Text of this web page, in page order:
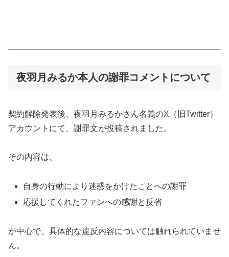
夜羽月みるか本人の謝罪コメントについて
契約解除発表後、夜羽月みるかさん名義のX（旧Twitter）
アカウントにて、謝罪文が投稿されました。
その内容は、
自身の行動により迷惑をかけたことへの謝罪
応援してくれたファンへの感謝と反省
が中心で、具体的な違反内容については触れられていませ
ん。